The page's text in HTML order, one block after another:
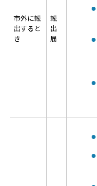
市外に転
出すると
き
転
出
届